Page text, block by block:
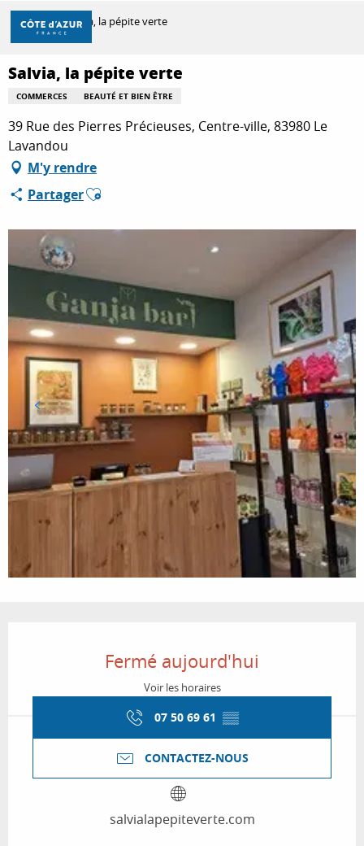
Aller
contenu
principal
DÉCOUVRIR
À FAIRE
SÉJOURNER
Accueil Salvia, la pépite verte
Salvia, la pépite verte
COMMERCES BEAUTÉ ET BIEN ÊTRE
39 Rue des Pierres Précieuses, Centre-ville, 83980 Le
Lavandou
M'y rendre
PartagerAjouter aux favoris
Fermé aujourd'hui
Voir les horaires
07 50 69 61 ▒▒
CONTACTEZ-NOUS
salvialapepiteverte.com